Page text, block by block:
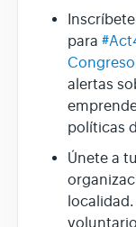
para
Congreso
alertas
políticas
Únete a